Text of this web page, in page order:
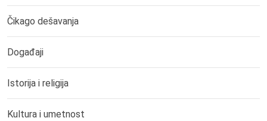
Čikago dešavanja
Događaji
Istorija i religija
Kultura i umetnost